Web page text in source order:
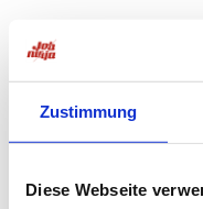
Zustimmung
Diese Webseite